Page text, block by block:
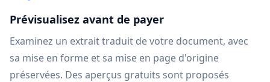
Prévisualisez avant de payer
Examinez un extrait traduit de votre document, avec
sa mise en forme et sa mise en page d'origine
préservées. Des aperçus gratuits sont proposés